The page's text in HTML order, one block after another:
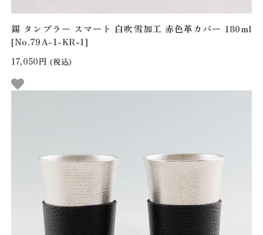
錫 タンブラー スマート 白吹雪加工 赤色革カバー 180ml
[No.79A-1-KR-1]
17,050円 (税込)